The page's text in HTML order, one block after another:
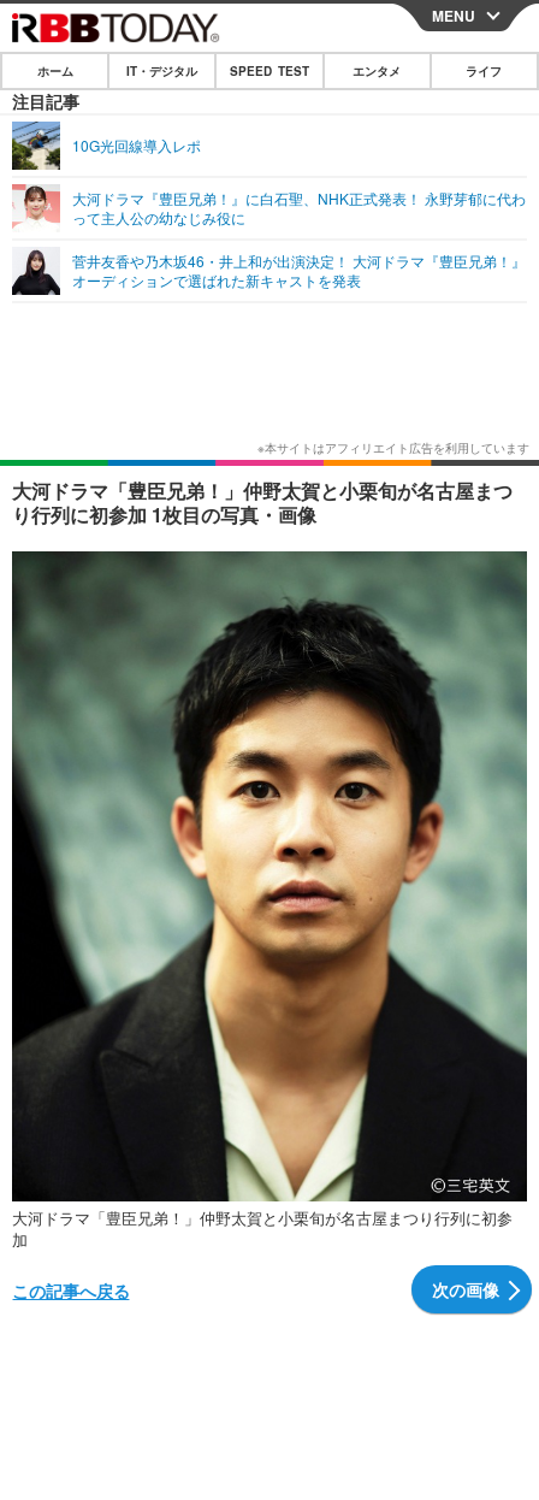
CLOSE
ホーム
IT・デジタル
ネタ
ショッピング その他
SPEED TEST
エンタメTOP 映画・ドラマ
ショッピング その他
ライフ
MENU
ホーム IT・デジタル SPEED TEST エンタメ ライフ
注目記事
10G光回線導入レポ
大河ドラマ『豊臣兄弟！』に白石聖、NHK正式発表！ 永野芽郁に代わ
って主人公の幼なじみ役に
菅井友香や乃木坂46・井上和が出演決定！ 大河ドラマ『豊臣兄弟！』
オーディションで選ばれた新キャストを発表
大河ドラマ「豊臣兄弟！」仲野太賀と小栗旬が名古屋まつ
り行列に初参加 1枚目の写真・画像
大河ドラマ「豊臣兄弟！」仲野太賀と小栗旬が名古屋まつり行列に初参
加
次の画像
この記事へ戻る